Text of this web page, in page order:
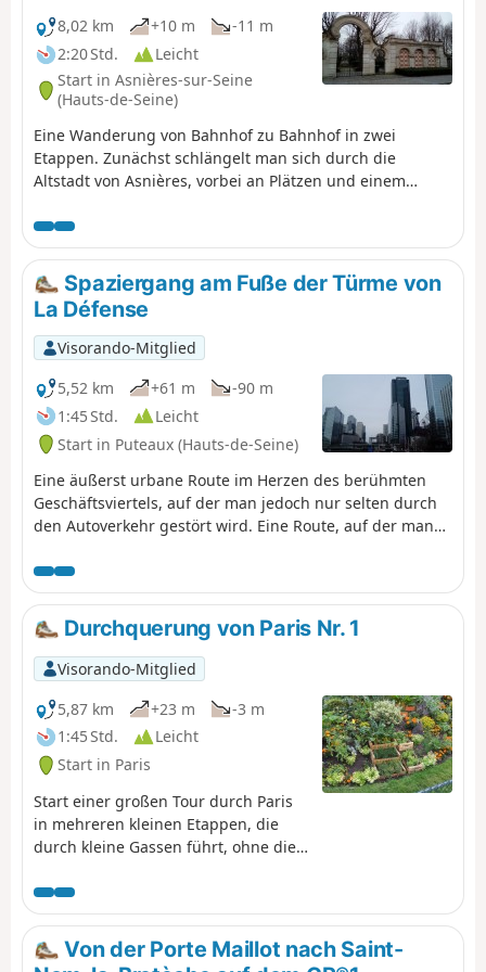
8,02 km +10 m
-11 m
2:20 Std.
Leicht
Start in Asnières-sur-Seine
(Hauts-de-Seine)
Eine Wanderung von Bahnhof zu Bahnhof in zwei
Etappen. Zunächst schlängelt man sich durch die
Altstadt von Asnières, vorbei an Plätzen und einem
Alleen der Coulée Verte von Gennevilliers, die sich durch
eine stark urbanisierte Umgebung schlängelt.
Spaziergang am Fuße der Türme von
La Défense
Visorando-Mitglied
5,52 km
+61 m
-90 m
1:45 Std.
Leicht
Start in Puteaux (Hauts-de-Seine)
Eine äußerst urbane Route im Herzen des berühmten
Geschäftsviertels, auf der man jedoch nur selten durch
den Autoverkehr gestört wird. Eine Route, auf der man
der zahlreichen Türme entdecken kann, die sich bis zu
einer Höhe von über 200 Metern erheben. Eine
Wanderung, die vorzugsweise außerhalb der
Arbeitstage unternommen werden sollte.
Durchquerung von Paris Nr. 1
Visorando-Mitglied
5,87 km
+23 m
-3 m
1:45 Std.
Leicht
Start in Paris
Start einer großen Tour durch Paris
in mehreren kleinen Etappen, die
durch kleine Gassen führt, ohne die
vernachlässigen. Hier Route Nr. 1 von
der Porte Maillot bis zur Place Clichy.
Die Route führt durch die „schönen
Viertel“ der Hauptstadt, das 16.
Von der Porte Maillot nach Saint-